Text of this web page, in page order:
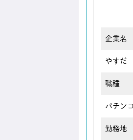
企業名
やすだ
職種
パチン
勤務地